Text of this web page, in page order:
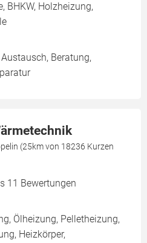
BHKW, Holzheizung,
Beratung,
(25km von 18236 Kurzen
11 Bewertungen
Ölheizung, Pelletheizung,
Heizkörper,